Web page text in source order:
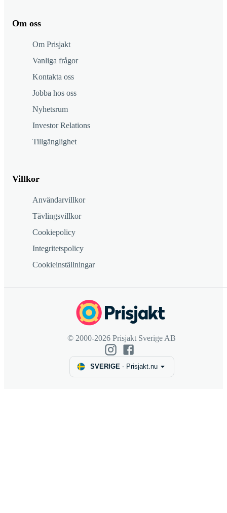
Om oss
Om Prisjakt
Vanliga frågor
Kontakta oss
Jobba hos oss
Nyhetsrum
Investor Relations
Tillgänglighet
Villkor
Användarvillkor
Tävlingsvillkor
Cookiepolicy
Integritetspolicy
Cookieinställningar
© 2000-2026 Prisjakt Sverige AB
SVERIGE- Prisjakt.nu